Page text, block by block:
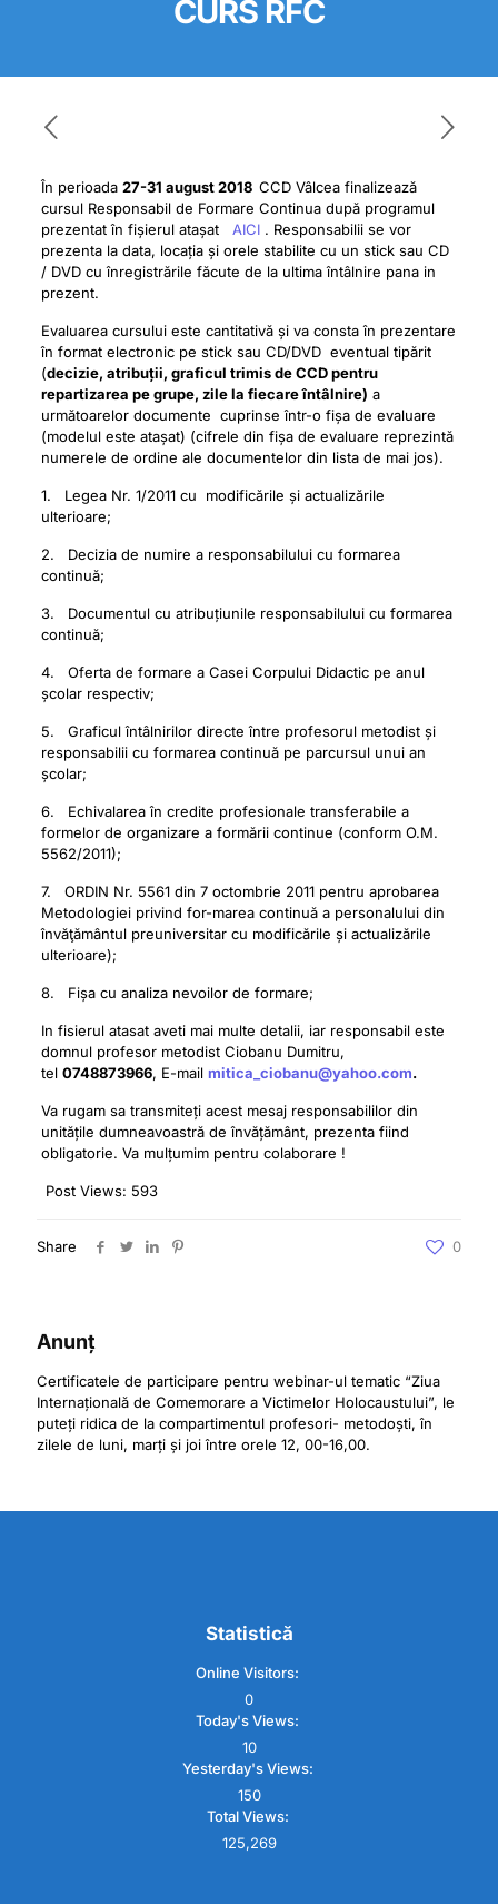
CURS RFC
În perioada 27-31 august 2018 CCD Vâlcea finalizează
cursul Responsabil de Formare Continua după programul
prezentat în fișierul atașat AICI. Responsabilii se vor
prezenta la data, locația și orele stabilite cu un stick sau CD
/ DVD cu înregistrările făcute de la ultima întâlnire pana in
prezent.
Evaluarea cursului este cantitativă și va consta în prezentare
în format electronic pe stick sau CD/DVD eventual tipărit
(decizie, atribuții, graficul trimis de CCD pentru
repartizarea pe grupe, zile la fiecare întâlnire) a
următoarelor documente cuprinse într-o fișa de evaluare
(modelul este atașat) (cifrele din fișa de evaluare reprezintă
numerele de ordine ale documentelor din lista de mai jos).
1. Legea Nr. 1/2011 cu modificările și actualizările
ulterioare;
2. Decizia de numire a responsabilului cu formarea
continuă;
3. Documentul cu atribuțiunile responsabilului cu formarea
continuă;
4. Oferta de formare a Casei Corpului Didactic pe anul
școlar respectiv;
5. Graficul întâlnirilor directe între profesorul metodist și
responsabilii cu formarea continuă pe parcursul unui an
școlar;
6. Echivalarea în credite profesionale transferabile a
formelor de organizare a formării continue (conform O.M.
5562/2011);
7. ORDIN Nr. 5561 din 7 octombrie 2011 pentru aprobarea
Metodologiei privind for-marea continuă a personalului din
învăţământul preuniversitar cu modificările și actualizările
ulterioare);
8. Fișa cu analiza nevoilor de formare;
In fisierul atasat aveti mai multe detalii, iar responsabil este
domnul profesor metodist Ciobanu Dumitru,
tel 0748873966, E-mail mitica_ciobanu@yahoo.com.
Va rugam sa transmiteți acest mesaj responsabililor din
unitățile dumneavoastră de învățământ, prezenta fiind
obligatorie. Va mulțumim pentru colaborare !
Post Views: 593
Share 0
Anunț
Certificatele de participare pentru webinar-ul tematic “Ziua
Internațională de Comemorare a Victimelor Holocaustului”, le
puteți ridica de la compartimentul profesori- metodoști, în
zilele de luni, marți și joi între orele 12, 00-16,00.
Statistică
Online Visitors:
0
Today's Views:
10
Yesterday's Views:
150
Total Views:
125,269